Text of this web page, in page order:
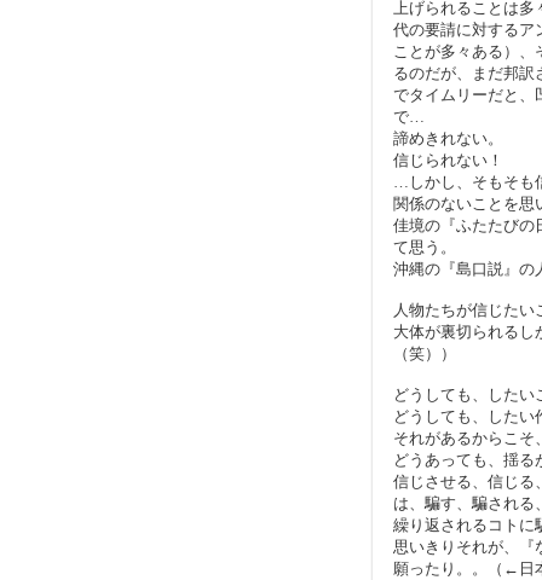
上げられることは多
代の要請に対するア
ことが多々ある）、
るのだが、まだ邦訳
でタイムリーだと、
で…
諦めきれない。
信じられない！
…しかし、そもそも
関係のないことを思
佳境の『ふたたびの
て思う。
沖縄の『島口説』の
人物たちが信じたい
大体が裏切られるし
（笑））
どうしても、したい
どうしても、したい
それがあるからこそ
どうあっても、揺る
信じさせる、信じる
は、騙す、騙される
繰り返されるコトに
思いきりそれが、『
願ったり。。（←日